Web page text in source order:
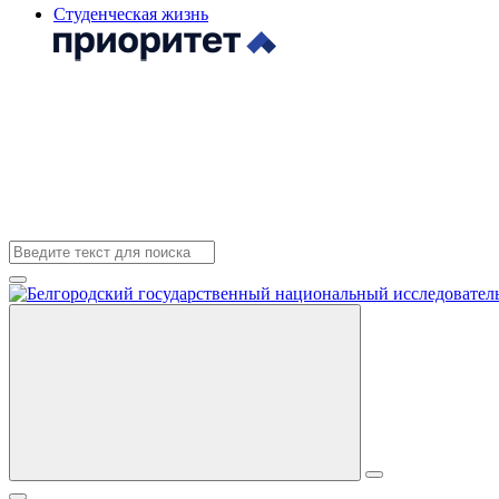
Студенческая жизнь